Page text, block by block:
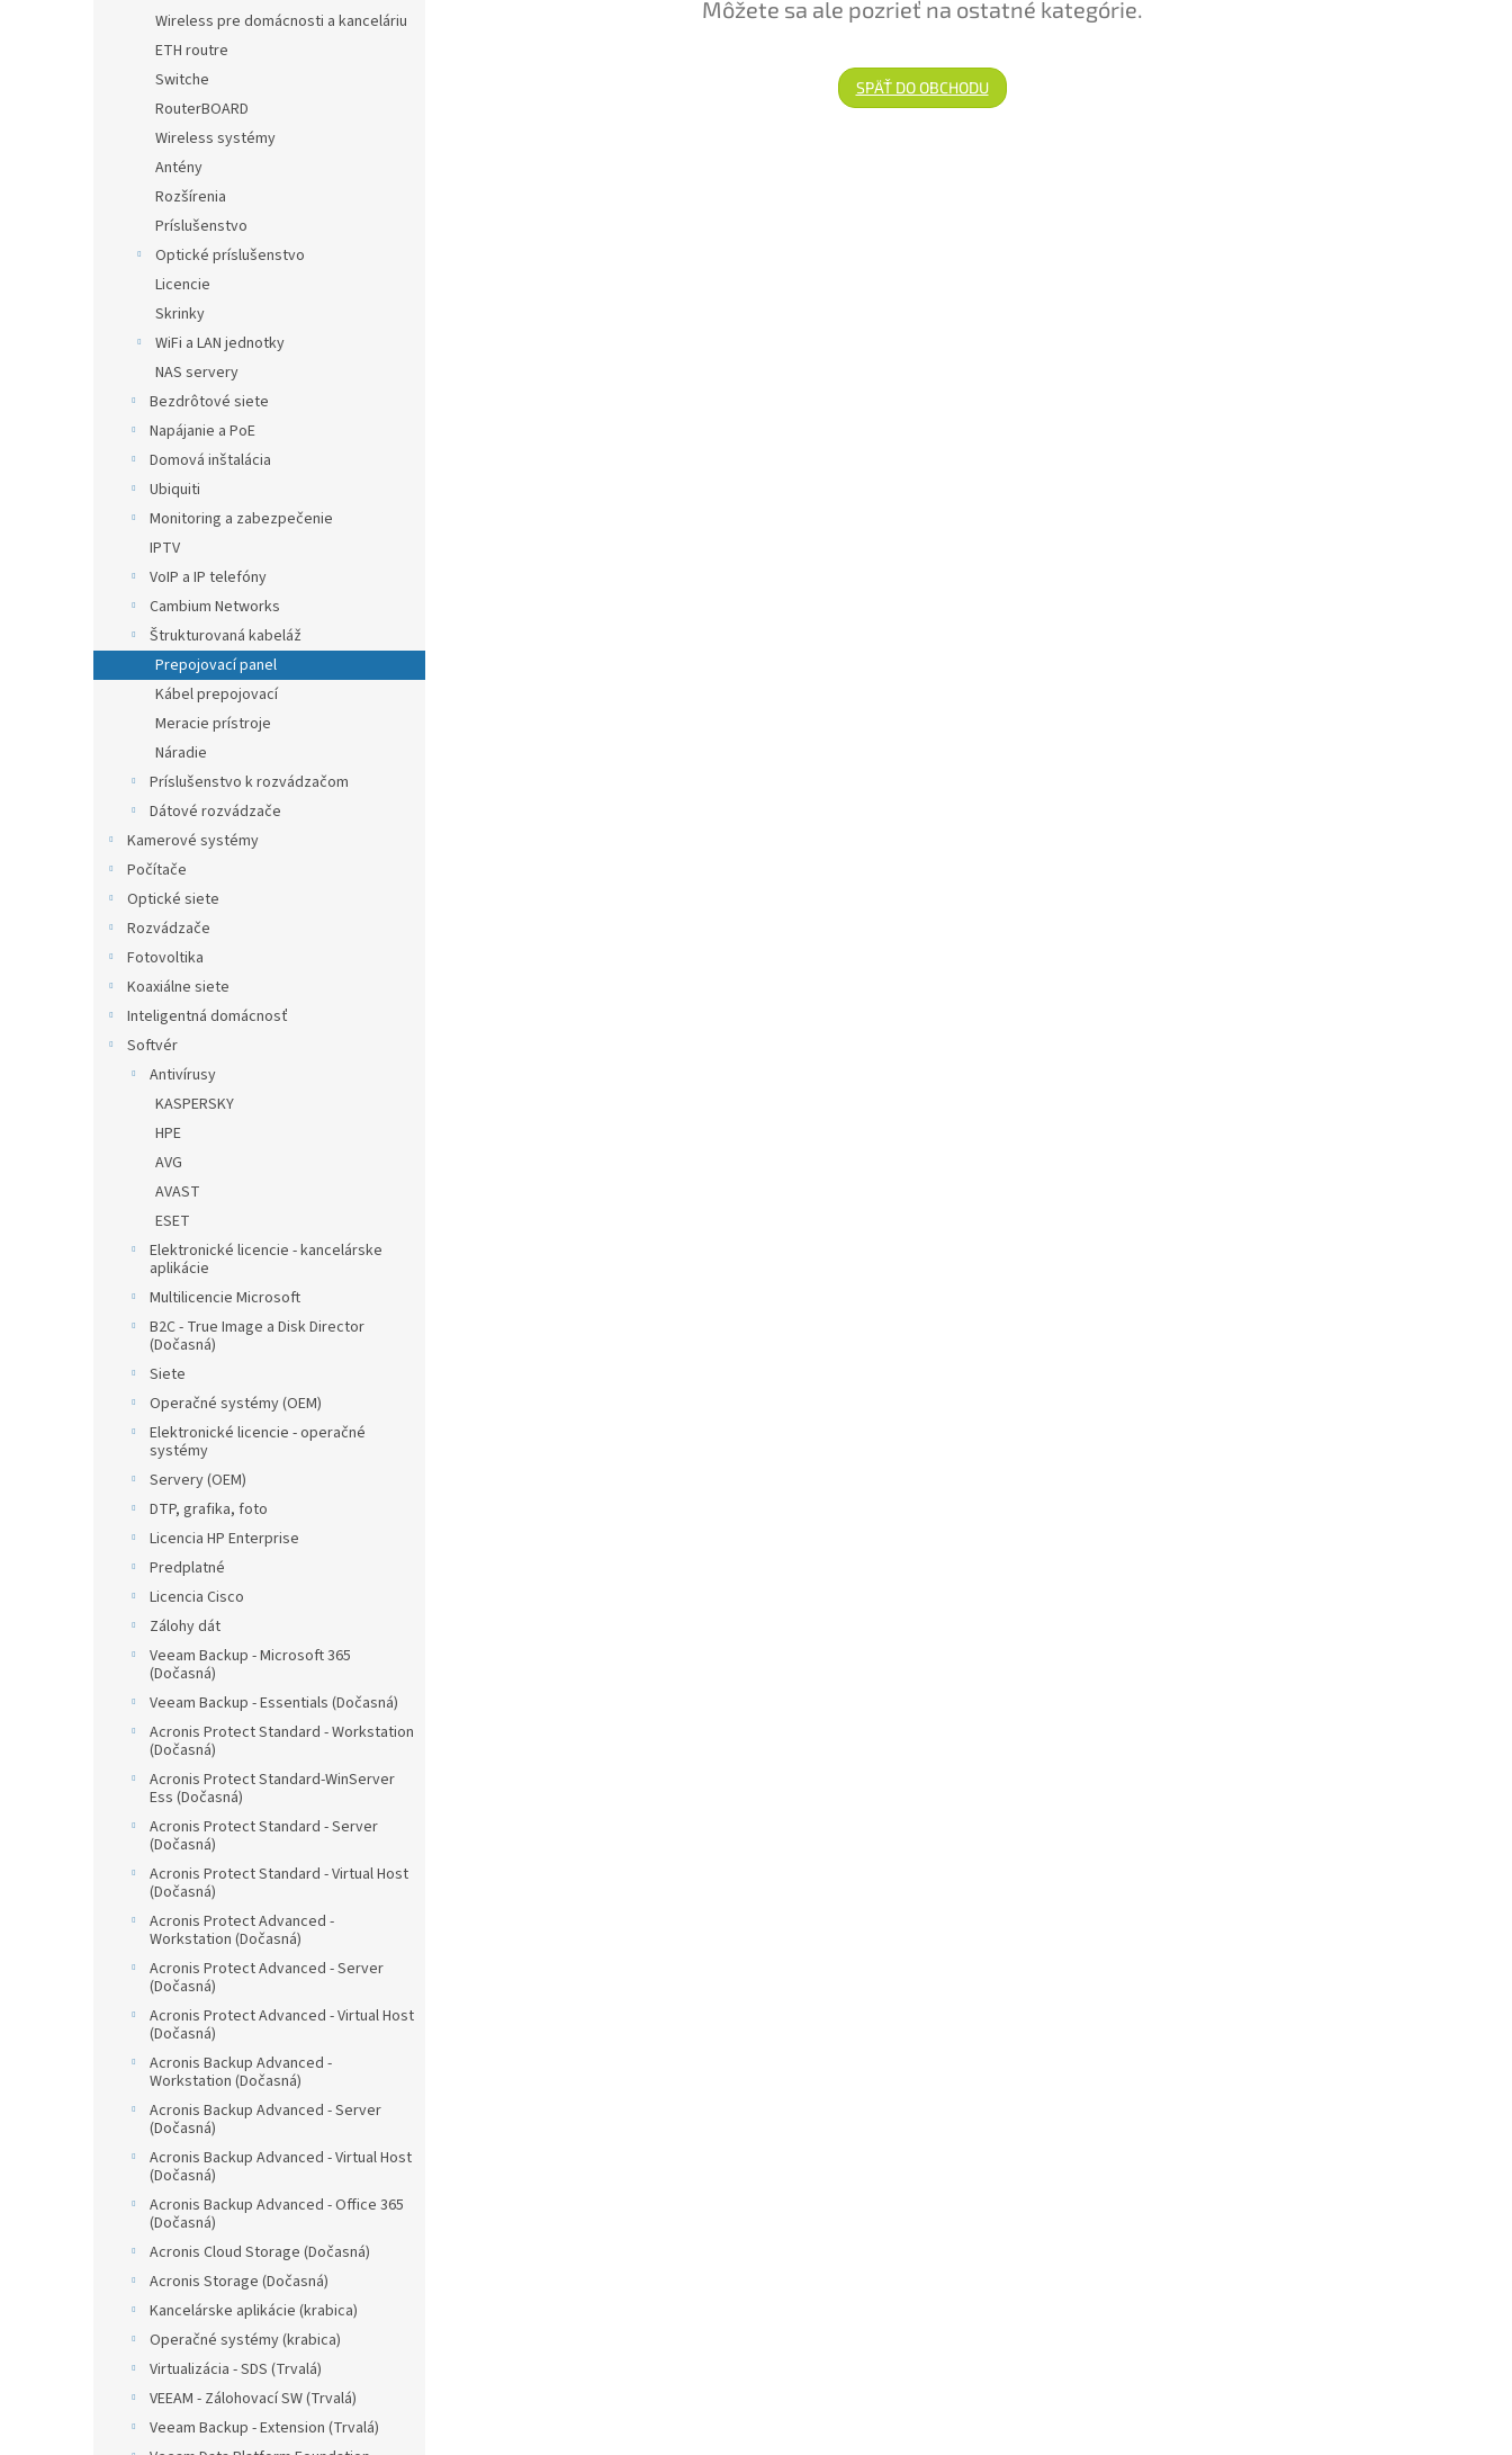
Wireless pre domácnosti a kanceláriu
ETH routre
Switche
RouterBOARD
Wireless systémy
Antény
Rozšírenia
Príslušenstvo
Optické príslušenstvo
Licencie
Skrinky
WiFi a LAN jednotky
NAS servery
Bezdrôtové siete
Napájanie a PoE
Domová inštalácia
Ubiquiti
Monitoring a zabezpečenie
IPTV
VoIP a IP telefóny
Cambium Networks
Štrukturovaná kabeláž
Prepojovací panel
Kábel prepojovací
Meracie prístroje
Náradie
Príslušenstvo k rozvádzačom
Dátové rozvádzače
Kamerové systémy
Počítače
Optické siete
Rozvádzače
Fotovoltika
Koaxiálne siete
Inteligentná domácnosť
Softvér
Antivírusy
KASPERSKY
HPE
AVG
AVAST
ESET
Elektronické licencie - kancelárske
aplikácie
Multilicencie Microsoft
B2C - True Image a Disk Director
(Dočasná)
Siete
Operačné systémy (OEM)
Elektronické licencie - operačné
systémy
Servery (OEM)
DTP, grafika, foto
Licencia HP Enterprise
Predplatné
Licencia Cisco
Zálohy dát
Veeam Backup - Microsoft 365
(Dočasná)
Veeam Backup - Essentials (Dočasná)
Acronis Protect Standard - Workstation
(Dočasná)
Acronis Protect Standard-WinServer
Ess (Dočasná)
Acronis Protect Standard - Server
(Dočasná)
Acronis Protect Standard - Virtual Host
(Dočasná)
Acronis Protect Advanced -
Workstation (Dočasná)
Acronis Protect Advanced - Server
(Dočasná)
Acronis Protect Advanced - Virtual Host
(Dočasná)
Acronis Backup Advanced -
Workstation (Dočasná)
Acronis Backup Advanced - Server
(Dočasná)
Acronis Backup Advanced - Virtual Host
(Dočasná)
Acronis Backup Advanced - Office 365
(Dočasná)
Acronis Cloud Storage (Dočasná)
Acronis Storage (Dočasná)
Kancelárske aplikácie (krabica)
Operačné systémy (krabica)
Virtualizácia - SDS (Trvalá)
VEEAM - Zálohovací SW (Trvalá)
Veeam Backup - Extension (Trvalá)
Môžete sa ale pozrieť na ostatné kategórie.
SPÄŤ DO OBCHODU